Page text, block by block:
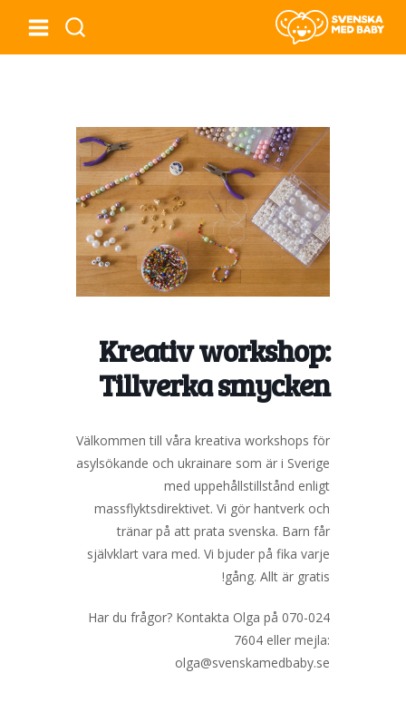
Kreativ workshop:
Tillverka smycken
Välkommen till våra kreativa workshops för
asylsökande och ukrainare som är i Sverige
med uppehållstillstånd enligt
massflyktsdirektivet. Vi gör hantverk och
tränar på att prata svenska. Barn får
självklart vara med. Vi bjuder på fika varje
gång. Allt är gratis!
Har du frågor? Kontakta Olga på 070-024
7604 eller mejla:
olga@svenskamedbaby.se